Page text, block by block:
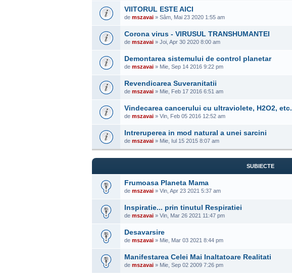
VIITORUL ESTE AICI
de mszavai » Sâm, Mai 23 2020 1:55 am
Corona virus - VIRUSUL TRANSHUMANTEI
de mszavai » Joi, Apr 30 2020 8:00 am
Demontarea sistemului de control planetar
de mszavai » Mie, Sep 14 2016 9:22 pm
Revendicarea Suveranitatii
de mszavai » Mie, Feb 17 2016 6:51 am
Vindecarea cancerului cu ultraviolete, H2O2, etc.
de mszavai » Vin, Feb 05 2016 12:52 am
Intreruperea in mod natural a unei sarcini
de mszavai » Mie, Iul 15 2015 8:07 am
SUBIECTE
Frumoasa Planeta Mama
de mszavai » Vin, Apr 23 2021 5:37 am
Inspiratie... prin tinutul Respiratiei
de mszavai » Vin, Mar 26 2021 11:47 pm
Desavarsire
de mszavai » Mie, Mar 03 2021 8:44 pm
Manifestarea Celei Mai Inaltatoare Realitati
de mszavai » Mie, Sep 02 2009 7:26 pm